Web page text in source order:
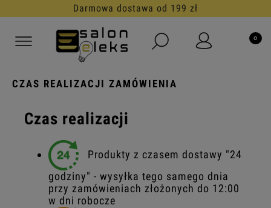
Darmowa dostawa od 199 zł
CZAS REALIZACJI ZAMÓWIENIA
Czas realizacji
Produkty z czasem dostawy "24
godziny" - wysyłka tego samego dnia
przy zamówieniach złożonych do 12:00
w dni robocze